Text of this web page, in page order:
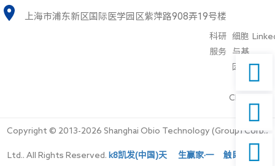
上海市浦东新区国际医学园区紫萍路908弄19号楼
科研
服务
细胞
与基
因治
CDMO
Copyright © 2013-2026 Shanghai Obio Technology (Group) Corp.,
Ltd.. All Rights Reserved. k8凯发(中国)天生赢家·一触即发


